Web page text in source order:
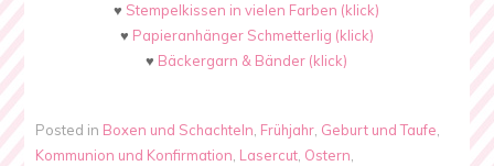
♥ Stempelkissen in vielen Farben (klick)
♥ Papieranhänger Schmetterlig (klick)
♥ Bäckergarn & Bänder (klick)
Posted in Boxen und Schachteln Frühjahr Geburt und Taufe
Kommunion und Konfirmation Lasercut Ostern